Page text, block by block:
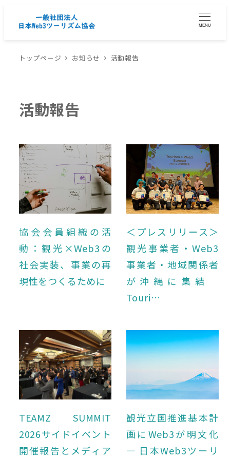
MENU
トップページ お知らせ 活動報告
活動報告
協会会員組織の活
動：観光×Web3の
社会実装、事業の再
現性をつくるために
＜プレスリリース＞
観光事業者・Web3
事業者・地域関係者
が沖縄に集結
Touri…
TEAMZ SUMMIT
2026サイドイベント
開催報告とメディア
観光立国推進基本計
画にWeb3が明文化
― 日本Web3ツーリ